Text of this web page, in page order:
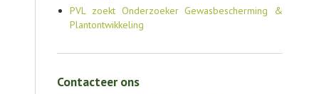
PVL zoekt Onderzoeker Gewasbescherming &
Plantontwikkeling
Contacteer ons